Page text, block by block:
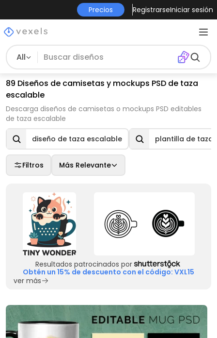
Precios RegistrarseIniciar sesión
All
89 Diseños de camisetas y mockups PSD de taza
escalable
Descarga diseños de camisetas o mockups PSD editables
de taza escalable
diseño de taza escalable plantilla de taza
Filtros Más Relevante
Resultados patrocinados por
Obtén un 15% de descuento con el código: VXL15
ver más